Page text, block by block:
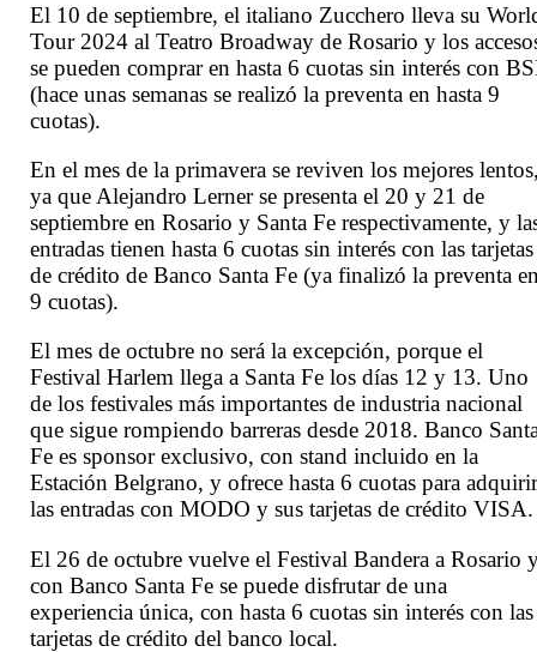
El 10 de septiembre, el italiano Zucchero lleva su
Tour 2024 al Teatro Broadway de Rosario y los
se pueden comprar en hasta 6 cuotas sin interés con
(hace unas semanas se realizó la preventa en hasta 9
cuotas).
En el mes de la primavera se reviven los mejores
ya que Alejandro Lerner se presenta el 20 y 21 de
septiembre en Rosario y Santa Fe respectivamente, y
entradas tienen hasta 6 cuotas sin interés con las tarjetas
de crédito de Banco Santa Fe (ya finalizó la preventa
9 cuotas).
El mes de octubre no será la excepción, porque el
Festival Harlem llega a Santa Fe los días 12 y 13. Uno
de los festivales más importantes de industria nacional
que sigue rompiendo barreras desde 2018. Banco
Fe es sponsor exclusivo, con stand incluido en la
Estación Belgrano, y ofrece hasta 6 cuotas para
las entradas con MODO y sus tarjetas de crédito VISA.
El 26 de octubre vuelve el Festival Bandera a Rosario
con Banco Santa Fe se puede disfrutar de una
experiencia única, con hasta 6 cuotas sin interés con las
tarjetas de crédito del banco local.